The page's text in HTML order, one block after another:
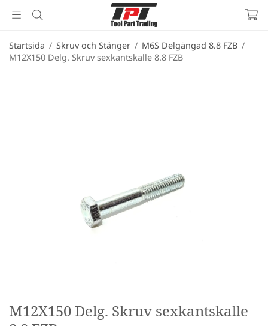
Startsida / Skruv och Stänger / M6S Delgängad 8.8 FZB /
M12X150 Delg. Skruv sexkantskalle 8.8 FZB
M12X150 Delg. Skruv sexkantskalle